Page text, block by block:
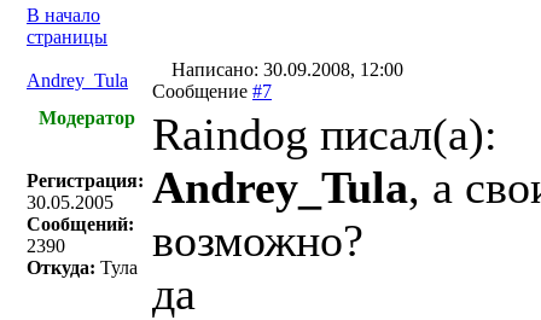
В начало
страницы
Andrey_Tula
Написано: 30.09.2008, 12:00
Сообщение #7
Модератор
Регистрация:
30.05.2005
Сообщений:
2390
Откуда: Тула
Raindog писал(a):
Andrey_Tula, а
возможно?
да